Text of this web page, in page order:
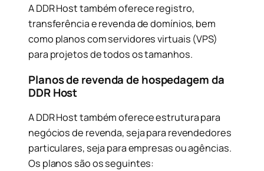
A DDR Host também oferece registro,
transferência e revenda de domínios, bem
como planos com servidores virtuais (VPS)
para projetos de todos os tamanhos.
Planos de revenda de hospedagem da
DDR Host
A DDR Host também oferece estrutura para
negócios de revenda, seja para revendedores
particulares, seja para empresas ou agências.
Os planos são os seguintes: